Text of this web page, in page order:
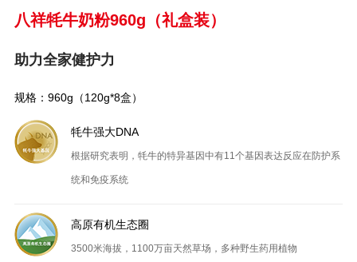
八祥牦牛奶粉960g（礼盒装）
助力全家健护力
规格：960g（120g*8盒）
牦牛强大DNA
根据研究表明，牦牛的特异基因中有11个基因表达反应在防护系
统和免疫系统
高原有机生态圈
3500米海拔，1100万亩天然草场，多种野生药用植物